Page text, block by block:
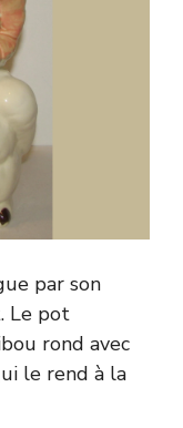
par son
Le pot
rond avec
le rend à la